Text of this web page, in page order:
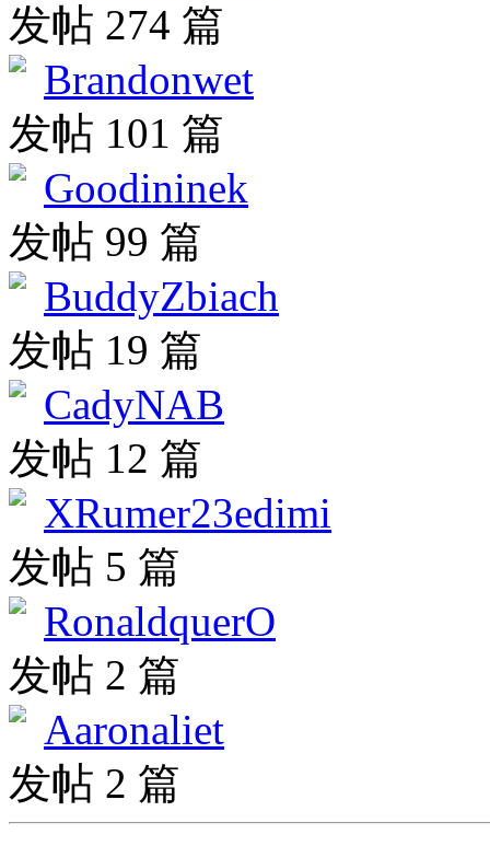
发帖 274 篇
Brandonwet
发帖 101 篇
Goodininek
发帖 99 篇
BuddyZbiach
发帖 19 篇
CadyNAB
发帖 12 篇
XRumer23edimi
发帖 5 篇
RonaldquerO
发帖 2 篇
Aaronaliet
发帖 2 篇